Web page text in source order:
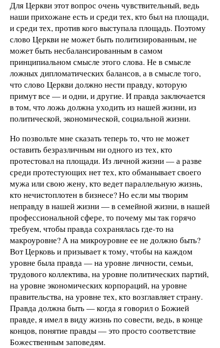
Для Церкви этот вопрос очень чувствительный, ведь
наши прихожане есть и среди тех, кто был на площади,
и среди тех, против кого выступала площадь. Поэтому
слово Церкви не может быть политизированным, не
может быть несбалансированным в самом
принципиальном смысле этого слова. Не в смысле
ложных дипломатических балансов, а в смысле того,
что слово Церкви должно нести правду, которую
примут все — и одни, и другие. И правда заключается
в том, что ложь должна уходить из нашей жизни, из
политической, экономической, социальной жизни.
Но позвольте мне сказать теперь то, что не может
оставить безразличным ни одного из тех, кто
протестовал на площади. Из личной жизни — а разве
среди протестующих нет тех, кто обманывает своего
мужа или свою жену, кто ведет параллельную жизнь,
кто нечистоплотен в бизнесе? Но если мы творим
неправду в нашей жизни — в семейной жизни, в нашей
профессиональной сфере, то почему мы так горячо
требуем, чтобы правда сохранялась где-то на
макроуровне? А на микроуровне ее не должно быть?
Вот Церковь и призывает к тому, чтобы на каждом
уровне была правда — на уровне личности, семьи,
трудового коллектива, на уровне политических партий,
на уровне экономических корпораций, на уровне
правительства, на уровне тех, кто возглавляет страну.
Правда должна быть — когда я говорил о Божией
правде, я имел в виду жизнь по совести, ведь, в конце
концов, понятие правды — это просто соответствие
Божественным заповедям.